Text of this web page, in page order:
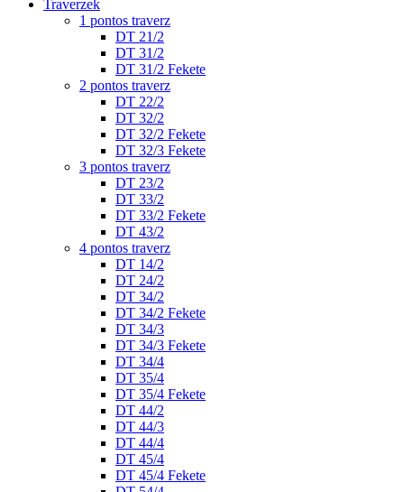
Traverzek
1 pontos traverz
DT 21/2
DT 31/2
DT 31/2 Fekete
2 pontos traverz
DT 22/2
DT 32/2
DT 32/2 Fekete
DT 32/3 Fekete
3 pontos traverz
DT 23/2
DT 33/2
DT 33/2 Fekete
DT 43/2
4 pontos traverz
DT 14/2
DT 24/2
DT 34/2
DT 34/2 Fekete
DT 34/3
DT 34/3 Fekete
DT 34/4
DT 35/4
DT 35/4 Fekete
DT 44/2
DT 44/3
DT 44/4
DT 45/4
DT 45/4 Fekete